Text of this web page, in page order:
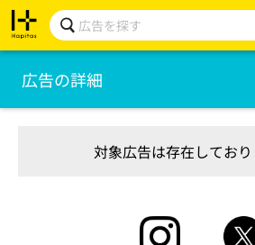
広告の詳細
対象広告は存在しており